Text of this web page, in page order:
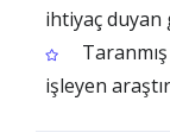
ihtiyaç
işleyen